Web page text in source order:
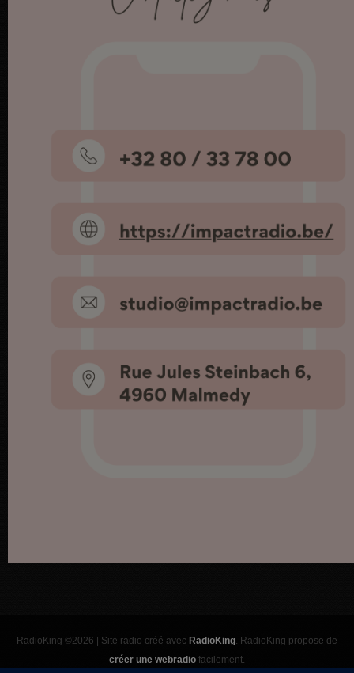
RadioKing ©2026 | Site radio créé avec RadioKing. RadioKing propose de
créer une webradio facilement.